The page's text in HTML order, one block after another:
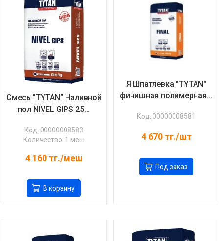
Смесь "TYTAN" Наливной
пол NIVEL GIPS 25...
Код: 00000008583
Количество: 1 меш
4 160тг./меш
В корзину
Я Шпатлевка "TYTAN"
финишная полимерная...
Код: 00000008581
4 670тг./шт
Под заказ